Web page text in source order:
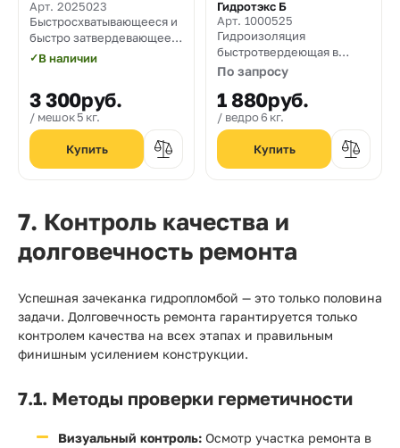
Арт. 2025023
Быстросхватывающееся и
быстро затвердевающее
гидравлическое вяжущее
✓В наличии
3 300руб.
мешок 5 кг.
Гидротэкс Б
Арт. 1000525
Гидроизоляция
быстротвердеющая в
течение 3-5 мин, с
высоким сопротивлением
гидростатическому
давлению воды.
По запросу
1 880руб.
ведро 6 кг.
7. Контроль качества и
долговечность ремонта
Успешная зачеканка гидропломбой — это только половина
задачи. Долговечность ремонта гарантируется только
контролем качества на всех этапах и правильным
финишным усилением конструкции.
7.1. Методы проверки герметичности
Визуальный контроль: Осмотр участка ремонта в